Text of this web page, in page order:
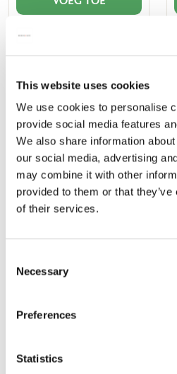
This website uses cookies
We use cookies to personalise
provide social media features
We also share information
our social media, advertising
may combine it with other
provided to them or that
of their services.
Selection
Necessary
Preferences
Statistics
verlanglijst
Koelkastmagneet: Art
Alphabet, Art, Joëlle